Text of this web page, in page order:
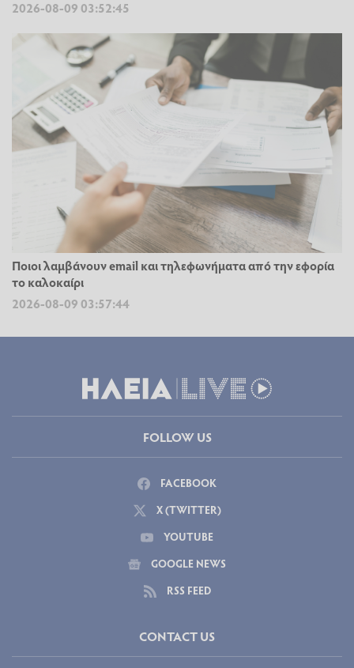
2026-08-09 03:52:45
Ποιοι λαμβάνουν email και τηλεφωνήματα από την εφορία
το καλοκαίρι
2026-08-09 03:57:44
FOLLOW US
FACEBOOK
X (TWITTER)
YOUTUBE
GOOGLE NEWS
RSS FEED
CONTACT US